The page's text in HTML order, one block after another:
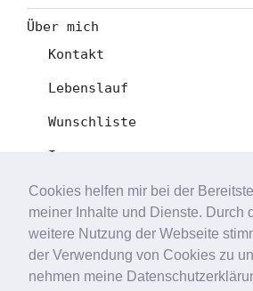
Cookies helfen mir bei der
meiner Inhalte und Dienste. Durch
weitere Nutzung der Webseite
der Verwendung von Cookies zu
nehmen meine
Über mich
Kontakt
Lebenslauf
Wunschliste
Impressum
Datenschutz
Tag-Liste
Sitemap